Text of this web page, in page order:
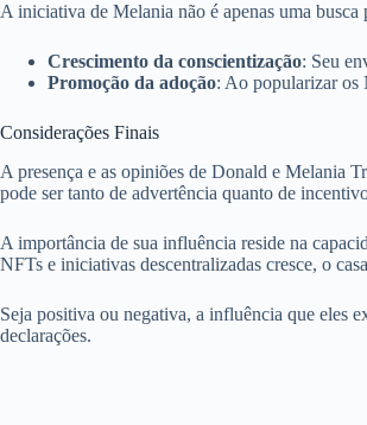
A iniciativa de Melania não é apenas uma busca
Crescimento da conscientização: Seu
Promoção da adoção: Ao popularizar os
Considerações Finais
A presença e as opiniões de Donald e Melania
pode ser tanto de advertência quanto de
A importância de sua influência reside na
NFTs e iniciativas descentralizadas cresce, o
Seja positiva ou negativa, a influência que eles
declarações.